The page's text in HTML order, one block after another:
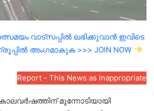
വാട്സപ്പിൽ ലഭിക്കുവാൻ ഇവിടെ
അംഗമാകുക >>> JOIN NOW
Report - This News as Inappropriate
മുന്നോടിയായി